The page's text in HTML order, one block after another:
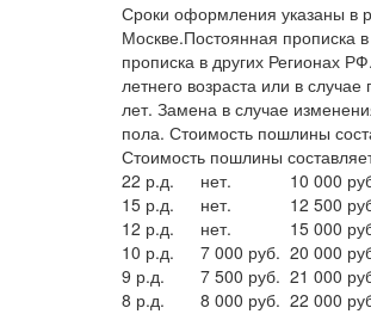
Сроки оформления указаны в
Москве.Постоянная прописка
прописка в других Регионах
летнего возраста или в
лет. Замена в случае
пола. Стоимость пошлины
Стоимость пошлины
22 р.д.
нет. 10 000
15 р.д.
нет. 12 500
12 р.д.
нет. 15 000
10 р.д.
7 000 руб. 20 000
9 р.д.
7 500 руб. 21 000
8 р.д.
8 000 руб. 22 000